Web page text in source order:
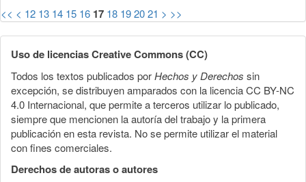
<< < 12 13 14 15 16 17 18 192021 > >>
Uso de licencias Creative Commons (CC)
Todos los textos publicados porHechos y Derechos sin
excepción, se distribuyen amparados con la licencia CC BY-NC
4.0 Internacional, que permite a terceros utilizar lo publicado,
siempre que mencionen la autoría del trabajo y la primera
publicación en esta revista. No se permite utilizar el material
con fines comerciales.
Derechos de autoras o autores